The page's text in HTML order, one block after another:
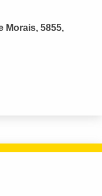
Morais, 5855,